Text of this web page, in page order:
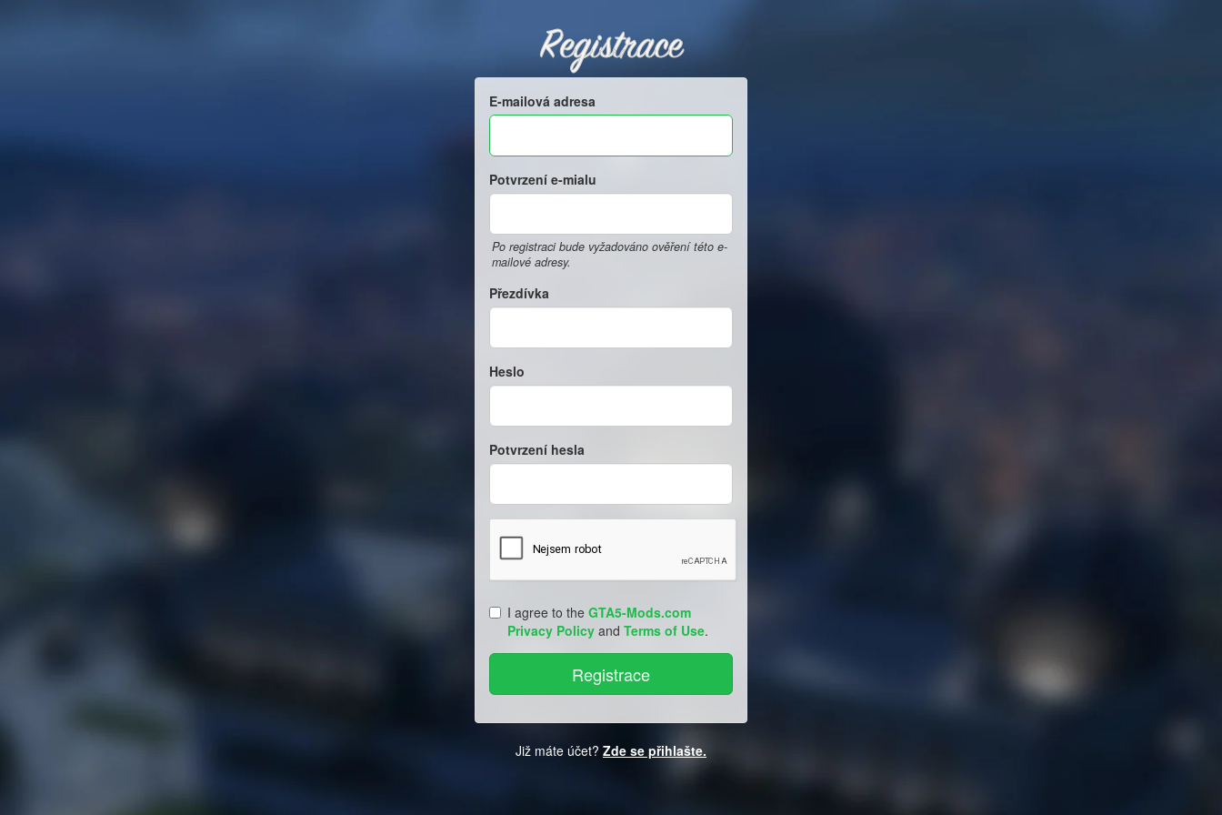
Registrace
E-mailová adresa
Potvrzení e-mialu
Po registraci bude vyžadováno ověření této e-
mailové adresy.
Přezdívka
Heslo
Potvrzení hesla
I agree to the GTA5-Mods.com
Privacy Policy and Terms of Use.
Již máte účet? Zde se přihlašte.